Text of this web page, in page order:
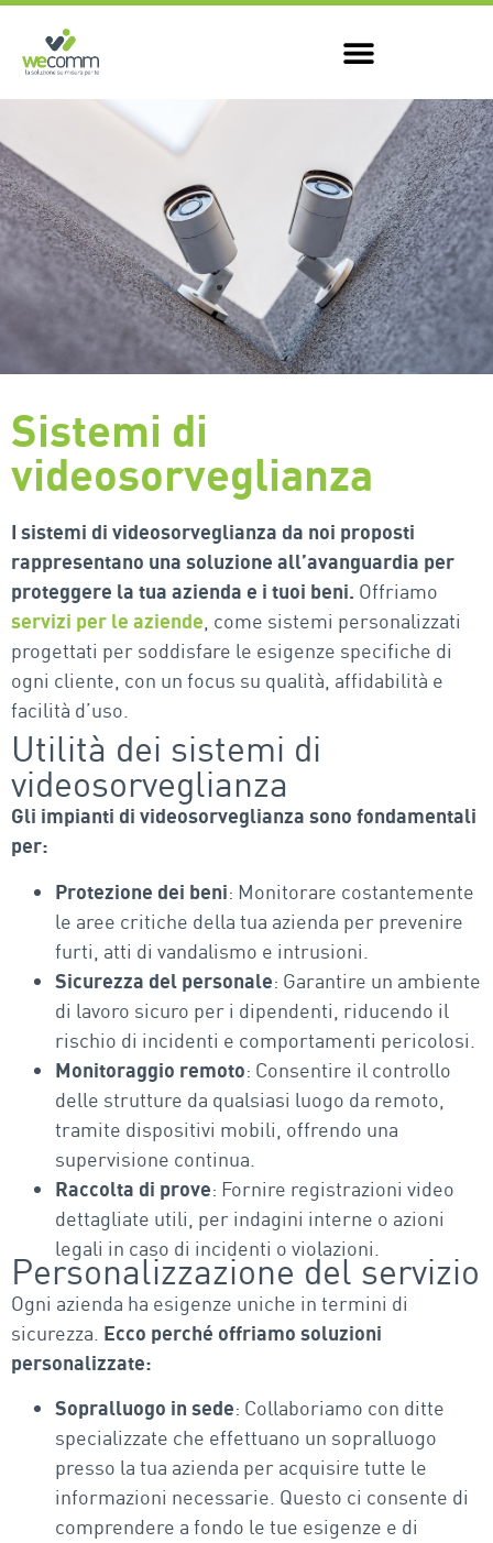
Sistemi di
videosorveglianza
I sistemi di videosorveglianza da noi proposti
rappresentano una soluzione all’avanguardia per
proteggere la tua azienda e i tuoi beni. Offriamo
servizi per le aziende , come sistemi personalizzati
progettati per soddisfare le esigenze specifiche di
ogni cliente, con un focus su qualità affidabilità e
facilità d’uso
Utilità dei sistemi di
videosorveglianza
Gli impianti di videosorveglianza sono fondamentali
per:
Protezione dei beni: Monitorare costantemente
le aree critiche della tua azienda per prevenire
furti, atti di vandalismo e intrusioni.
Sicurezza del personale: Garantire un ambiente
di lavoro sicuro per i dipendenti, riducendo il
rischio di incidenti e comportamenti pericolosi.
Monitoraggio remoto: Consentire il controllo
delle strutture da qualsiasi luogo da remoto,
tramite dispositivi mobili, offrendo una
supervisione continua.
Raccolta di prove: Fornire registrazioni video
dettagliate utili, per indagini interne o azioni
legali in caso di incidenti o violazioni.
Personalizzazione del servizio
Ogni azienda ha esigenze uniche in termini di
sicurezza. Ecco perché offriamo soluzioni
personalizzate:
Sopralluogo in sede: Collaboriamo con ditte
specializzate che effettuano un sopralluogo
presso la tua azienda per acquisire tutte le
informazioni necessarie. Questo ci consente di
comprendere a fondo le tue esigenze e di